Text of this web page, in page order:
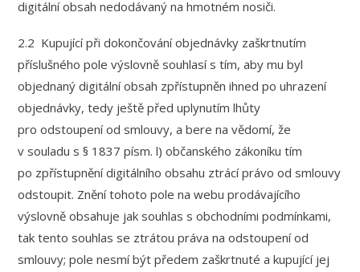
digitální obsah nedodávaný na hmotném nosiči.
2.2 Kupující při dokončování objednávky zaškrtnutím
příslušného pole výslovně souhlasí s tím, aby mu byl
objednaný digitální obsah zpřístupněn ihned po uhrazení
objednávky, tedy ještě před uplynutím lhůty
pro odstoupení od smlouvy, a bere na vědomí, že
v souladu s § 1837 písm. l) občanského zákoníku tím
po zpřístupnění digitálního obsahu ztrácí právo od smlouvy
odstoupit. Znění tohoto pole na webu prodávajícího
výslovně obsahuje jak souhlas s obchodními podmínkami,
tak tento souhlas se ztrátou práva na odstoupení od
smlouvy; pole nesmí být předem zaškrtnuté a kupující jej